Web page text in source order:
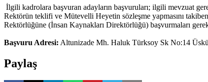
İlgili kadrolara başvuran adayların başvuruları; ilgili mevzuat
Rektörün teklifi ve Mütevelli Heyetin sözleşme yapmasını
Rektörlüğüne (İnsan Kaynakları Direktörlüğü) başvurmaları
Başvuru Adresi: Altunizade Mh. Haluk Türksoy Sk No:14
Paylaş